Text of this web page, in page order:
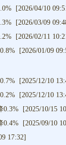
[2026/04/10
[2026/03/09
[2026/02/11
[2026/01/09
[2025/12/10
[2025/12/10
0.3%
[2025/10/15
0.4%
[2025/09/10
17:32]